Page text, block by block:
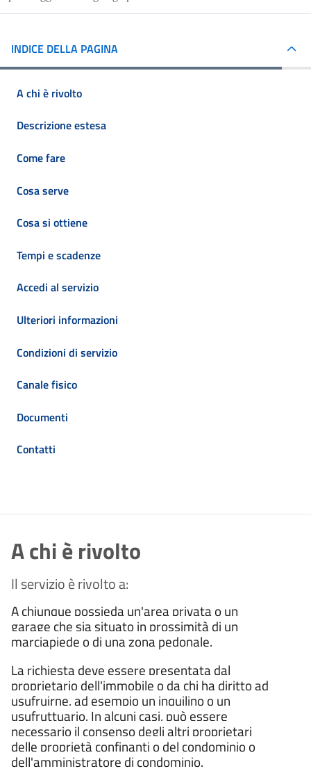
INDICE DELLA PAGINA
A chi è rivolto
Descrizione estesa
Come fare
Cosa serve
Cosa si ottiene
Tempi e scadenze
Accedi al servizio
Ulteriori informazioni
Condizioni di servizio
Canale fisico
Documenti
Contatti
A chi è rivolto
Il servizio è rivolto a:
A chiunque possieda un'area privata o un
garage che sia situato in prossimità di un
marciapiede o di una zona pedonale.
La richiesta deve essere presentata dal
proprietario dell'immobile o da chi ha diritto ad
usufruirne, ad esempio un inquilino o un
usufruttuario. In alcuni casi, può essere
necessario il consenso degli altri proprietari
delle proprietà confinanti o del condominio o
dell'amministratore di condominio.